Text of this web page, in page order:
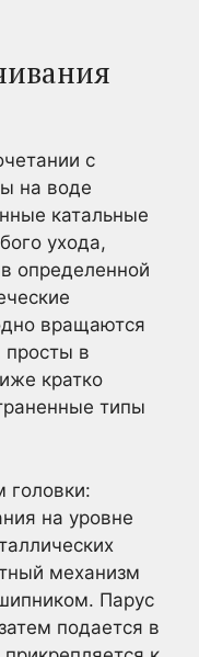
с
на воде
катальные
ухода,
определенной
вращаются
просты в
кратко
типы
головки:
на уровне
механизм
Парус
подается в